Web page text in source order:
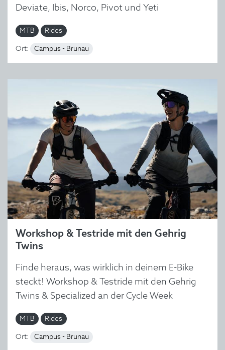
Deviate, Ibis, Norco, Pivot und Yeti
MTB Rides
Ort: Campus - Brunau
Workshop & Testride mit den Gehrig
Twins
Finde heraus, was wirklich in deinem E-Bike
steckt! Workshop & Testride mit den Gehrig
Twins & Specialized an der Cycle Week
MTB Rides
Ort: Campus - Brunau